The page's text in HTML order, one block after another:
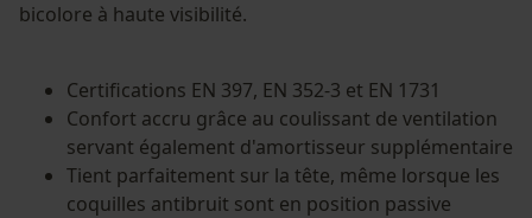
bicolore à haute visibilité.
Certifications EN 397, EN 352-3 et EN 1731
Confort accru grâce au coulissant de ventilation
servant également d'amortisseur supplémentaire
Tient parfaitement sur la tête, même lorsque les
coquilles antibruit sont en position passive